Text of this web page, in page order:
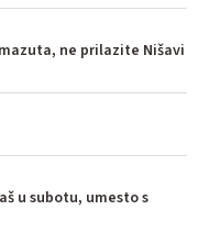
ne prilazite Nišavi
u subotu, umesto s